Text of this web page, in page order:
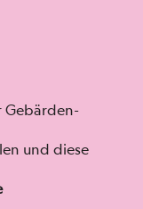
Gebär­den-
und diese